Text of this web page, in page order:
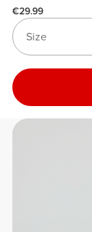
€29.99
Size